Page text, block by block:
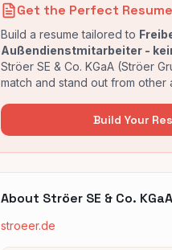
Get the Perfect Resume
Build a resume tailored to
Außendienstmitarbeiter -
Ströer SE & Co. KGaA (Ströer
match and stand out from other
Build Your
About Ströer SE & Co.
stroeer.de